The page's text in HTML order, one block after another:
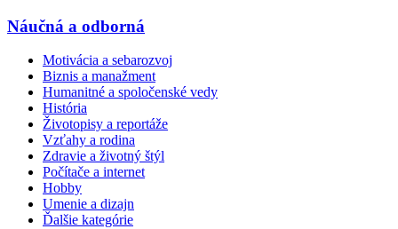
Náučná a odborná
Motivácia a sebarozvoj
Biznis a manažment
Humanitné a spoločenské vedy
História
Životopisy a reportáže
Vzťahy a rodina
Zdravie a životný štýl
Počítače a internet
Hobby
Umenie a dizajn
Ďalšie kategórie